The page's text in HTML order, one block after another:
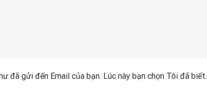
đã gửi đến Email của bạn. Lúc này bạn chọn Tôi đã biết.